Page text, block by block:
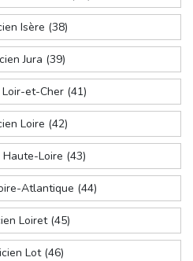
Isère (38)
Jura (39)
et-Cher (41)
Loire (42)
Loire (43)
Atlantique (44)
Loiret (45)
Lot (46)